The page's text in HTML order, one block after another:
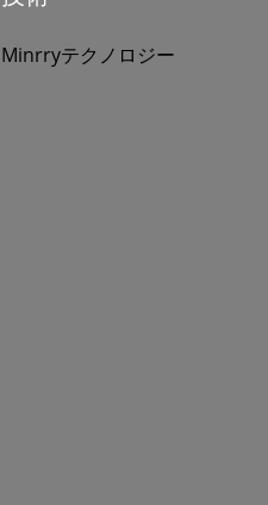
Minrryテクノロジー